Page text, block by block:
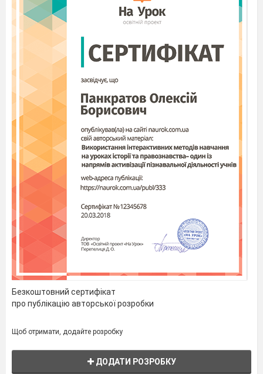
Безкоштовний сертифікат
про публікацію авторської розробки
Щоб отримати, додайте розробку
ДОДАТИ РОЗРОБКУ